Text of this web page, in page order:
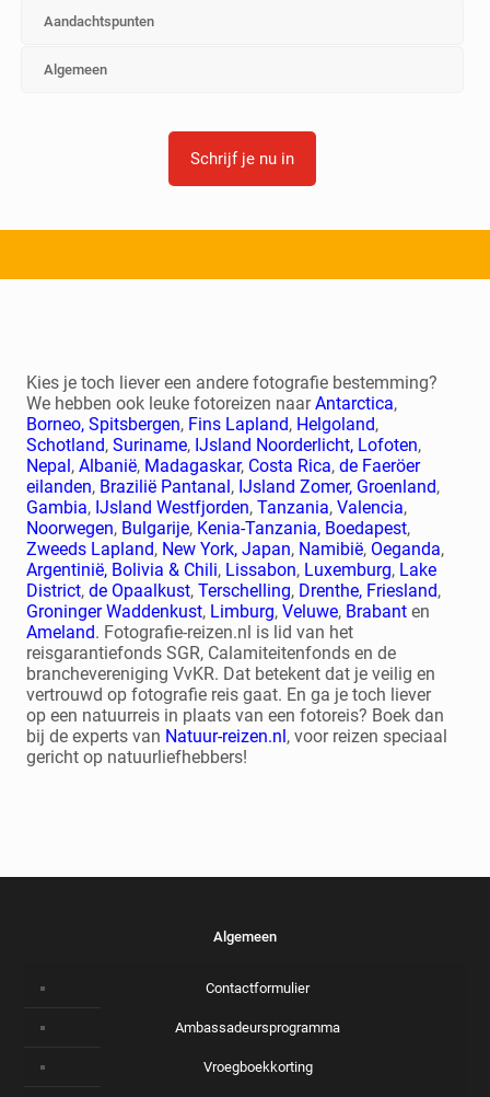
Aandachtspunten
Algemeen
Schrijf je nu in
Kies je toch liever een andere fotografie bestemming?
We hebben ook leuke fotoreizen naarAntarctica,
Borneo, Spitsbergen, Fins Lapland, Helgoland,
Schotland,Suriname, IJsland Noorderlicht, Lofoten,
Nepal,Albanië, Madagaskar, Costa Rica,de Faeröer
eilanden, Brazilië Pantanal, IJsland Zomer, Groenland,
Gambia, IJsland Westfjorden,Tanzania,Valencia,
Noorwegen, Bulgarije, Kenia-Tanzania, Boedapest,
Zweeds Lapland, New York,Japan, Namibië, Oeganda,
Argentinië, Bolivia & Chili, Lissabon, Luxemburg, Lake
District,de Opaalkust,Terschelling, Drenthe, Friesland,
Groninger Waddenkust, Limburg,Veluwe, Brabant en
Ameland. Fotografie-reizen.nl is lid van het
reisgarantiefonds SGR, Calamiteitenfonds en de
branchevereniging VvKR. Dat betekent dat je veilig en
vertrouwd op fotografie reis gaat. En ga je toch liever
op een natuurreis in plaats van een fotoreis? Boek dan
bij de experts van Natuur-reizen.nl, voor reizen speciaal
gericht op natuurliefhebbers!
Algemeen
Contactformulier
Ambassadeursprogramma
Vroegboekkorting